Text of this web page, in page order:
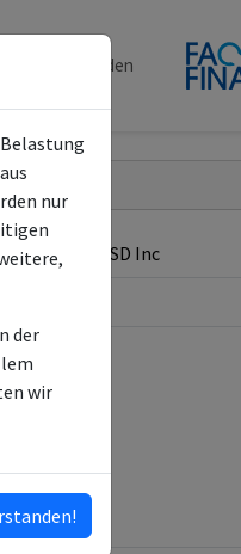
Spenden
Bd E Cl USD Inc
nur
der
wir